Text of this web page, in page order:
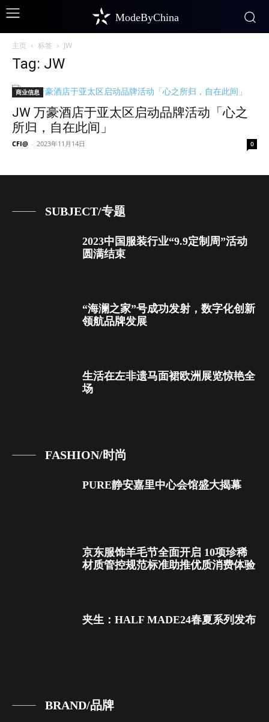
ModeByChina
主页 标签 JW
Tag: JW
商业信息
JW 万豪酒店于亚太区启动品牌活动「心之
所归，自在此间」
CFI@ - 2023年11月14日 0
SUBJECT/专题
2023中国服装行业“9.9定制周”活动
圆满结束
“海澜之家”号成功发射，数字化创新
领航品牌发展
生活在左非遗马面裙欧洲展览惊艳全
场
FASHION/时尚
PURE静安嘉里中心会馆盛大揭幕
京东服饰羊毛节全面开启 10项珍稀
材质管控规范标准助推优质消费体验
夹生：HALF MADE24春夏系列发布
BRAND/品牌